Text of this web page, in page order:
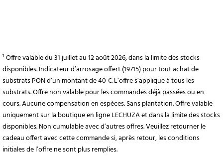
¹ Offre valable du 31 juillet au 12 août 2026, dans la limite des stocks
disponibles. Indicateur d’arrosage offert (19715) pour tout achat de
substrats PON d’un montant de 40 €. L’offre s’applique à tous les
substrats. Offre non valable pour les commandes déjà passées ou en
cours. Aucune compensation en espèces. Sans plantation. Offre valable
uniquement sur la boutique en ligne LECHUZA et dans la limite des stocks
disponibles. Non cumulable avec d’autres offres. Veuillez retourner le
cadeau offert avec cette commande si, après retour, les conditions
initiales de l’offre ne sont plus remplies.